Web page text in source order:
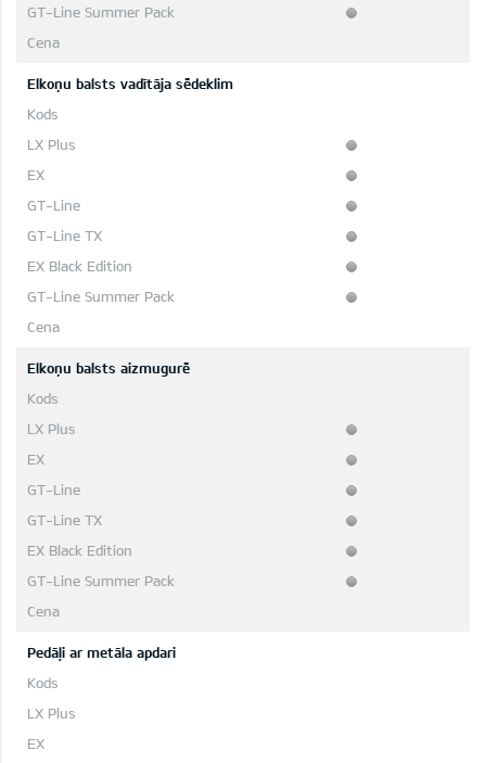
Elkoņu balsts vadītāja sēdeklim
Elkoņu balsts aizmugurē
Pedāļi ar metāla apdari